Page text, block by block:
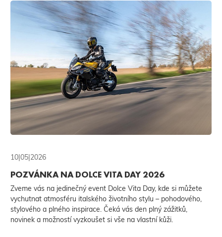
10|05|2026
POZVÁNKA NA DOLCE VITA DAY 2026
Zveme vás na jedinečný event Dolce Vita Day, kde si můžete
vychutnat atmosféru italského životního stylu – pohodového,
stylového a plného inspirace. Čeká vás den plný zážitků,
novinek a možností vyzkoušet si vše na vlastní kůži.